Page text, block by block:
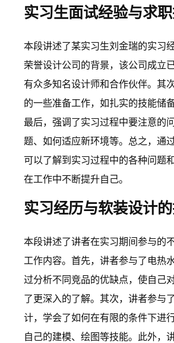
实习生面试经验与求
本段讲述了某实习生刘金瑞的实习
荣誉设计公司的背景，该公司成立
有众多知名设计师和合作伙伴。其
的一些准备工作，如扎实的技能储
最后，强调了实习过程中要注意的
题、如何适应新环境等。总之，通
可以了解到实习过程中的各种问题
在工作中不断提升自己。
实习经历与软装设计
本段讲述了讲者在实习期间参与的
工作内容。首先，讲者参与了电热
过分析不同竞品的优缺点，使自己
了更深入的了解。其次，讲者参与
计，学会了如何在有限的条件下进
自己的建模、绘图等技能。此外，